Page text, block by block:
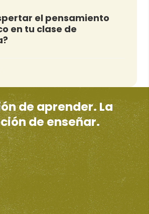
el pensamiento
en tu clase de
de aprender. La
de enseñar.